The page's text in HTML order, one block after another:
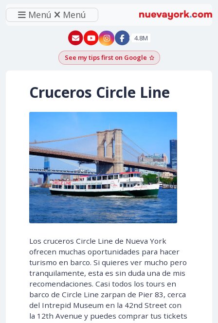
Menú Menú
New York - YouTube
New York - Instagram
4.8M
See my tips first on GoogleAdd as a Google
Cruceros Circle Line
Los cruceros Circle Line de Nueva York
ofrecen muchas oportunidades para hacer
turismo en barco. Si quieres ver mucho pero
tranquilamente, esta es sin duda una de mis
recomendaciones. Casi todos los tours en
barco de Circle Line zarpan de Pier 83, cerca
del Intrepid Museum en la 42nd Street con
la 12th Avenue y puedes comprar tus tickets